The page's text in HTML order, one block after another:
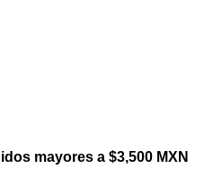
mayores a $3,500 MXN